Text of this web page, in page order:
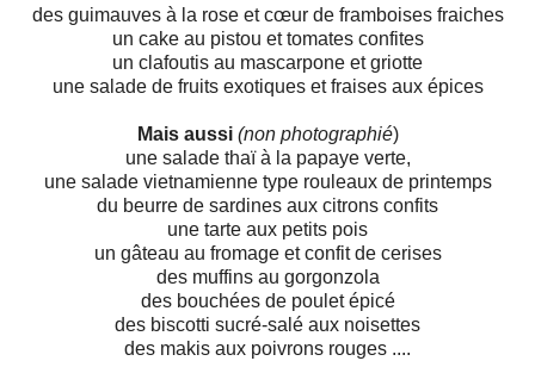
des guimauves à la rose et cœur de framboises fraiches
un cake au pistou et tomates confites
un clafoutis au mascarpone et griotte
une salade de fruits exotiques et fraises aux épices
Mais aussi (non photographié)
une salade thaï à la papaye verte,
une salade vietnamienne type rouleaux de printemps
du beurre de sardines aux citrons confits
une tarte aux petits pois
un gâteau au fromage et confit de cerises
des muffins au gorgonzola
des bouchées de poulet épicé
des biscotti sucré-salé aux noisettes
des makis aux poivrons rouges ....